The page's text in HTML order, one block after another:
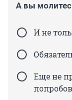
А вы
И не
Еще не